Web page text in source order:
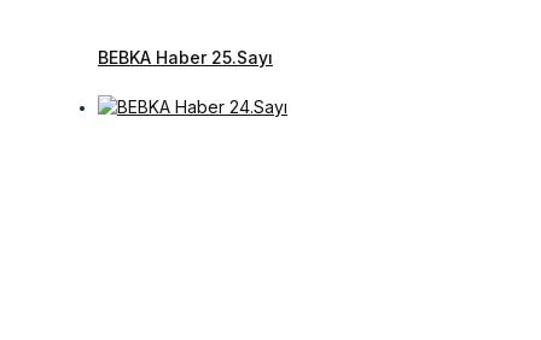
BEBKA Haber 25.Sayı